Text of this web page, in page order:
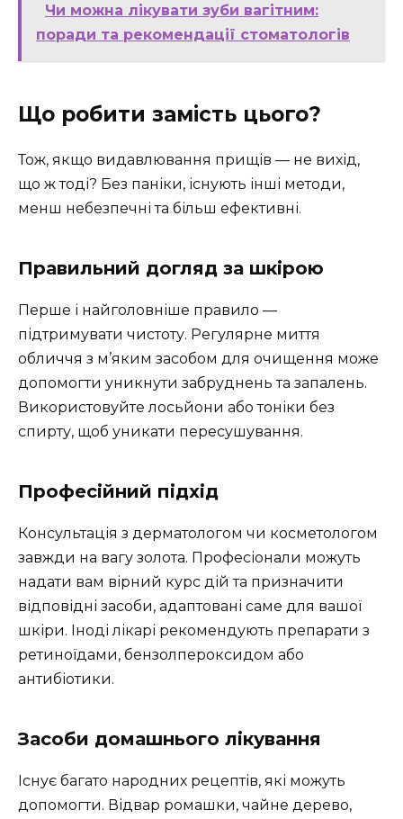
Чи можна лікувати зуби вагітним:
поради та рекомендації стоматологів
Що робити замість цього?
Тож, якщо видавлювання прищів — не вихід,
що ж тоді? Без паніки, існують інші методи,
менш небезпечні та більш ефективні.
Правильний догляд за шкірою
Перше і найголовніше правило —
підтримувати чистоту. Регулярне миття
обличчя з м’яким засобом для очищення може
допомогти уникнути забруднень та запалень.
Використовуйте лосьйони або тоніки без
спирту, щоб уникати пересушування.
Професійний підхід
Консультація з дерматологом чи косметологом
завжди на вагу золота. Професіонали можуть
надати вам вірний курс дій та призначити
відповідні засоби, адаптовані саме для вашої
шкіри. Іноді лікарі рекомендують препарати з
ретиноїдами, бензолпероксидом або
антибіотики.
Засоби домашнього лікування
Існує багато народних рецептів, які можуть
допомогти. Відвар ромашки, чайне дерево,